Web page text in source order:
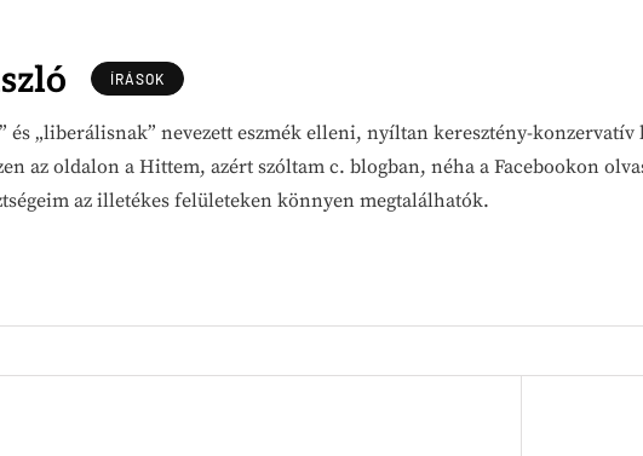
ÍRÁSOK
és „liberálisnak” nevezett eszmék elleni, nyíltan keresztény-
az oldalon a Hittem, azért szóltam c. blogban, néha a Facebookon
az illetékes felületeken könnyen megtalálhatók.